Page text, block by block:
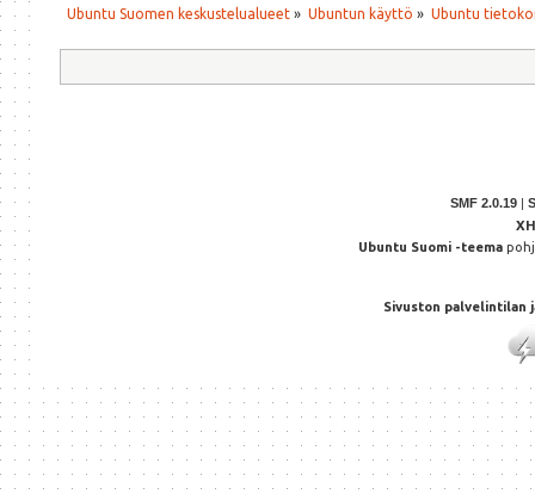
Ubuntu Suomen keskustelualueet » Ubuntun käyttö » Ubuntu
SMF 2.0.19
Ubuntu Suomi -teema
Sivuston palvelintilan